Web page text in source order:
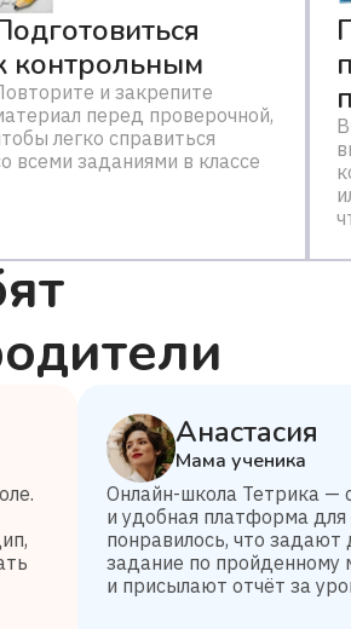
контрольным
и закрепите
перед проверочной,
легко справиться
всеми заданиями в классе
Анастасия
Мама ученика
Онлайн-школа Тетрика —
и удобная платформа для
понравилось, что
задание по пройденному
и присылают отчёт за